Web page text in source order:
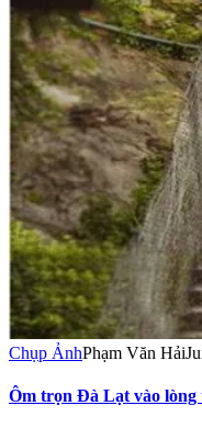
Chụp ẢnhPhạm Văn Hải
Ôm trọn Đà Lạt vào lòng